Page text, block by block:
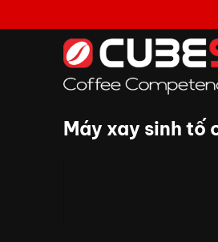
Máy xay sinh tố